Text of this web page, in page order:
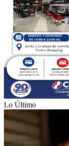
Lo Último